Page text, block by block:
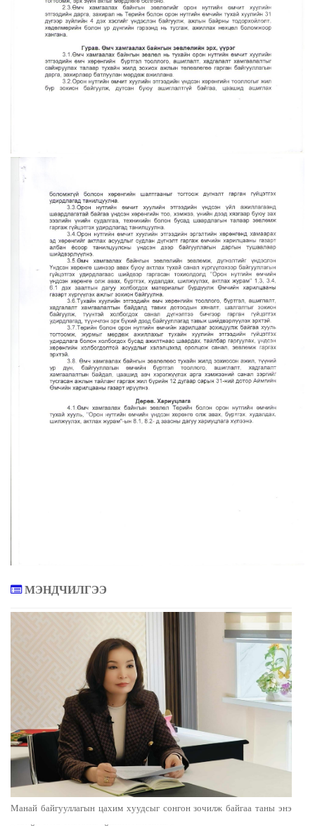
МЭНДЧИЛГЭЭ
Манай байгууллагын цахим хуудсыг сонгон зочилж байгаа таны энэ